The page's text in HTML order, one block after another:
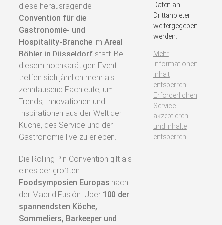
diese herausragende
Convention für die
Gastronomie‑ und
Hospitality‑Branche im Areal
Böhler in Düsseldorf statt. Bei
diesem hochkarätigen Event
treffen sich jährlich mehr als
zehntausend Fachleute, um
Trends, Innovationen und
Inspirationen aus der Welt der
Küche, des Service und der
Gastronomie live zu erleben.
Die Rolling Pin Convention gilt als
eines der größten
Foodsymposien Europas nach
der Madrid Fusión. Über 100 der
spannendsten Köche,
Sommeliers, Barkeeper und
Daten an
Drittanbieter
weitergegeben
werden.
Mehr
Informationen
Inhalt
entsperren
Erforderlichen
Service
akzeptieren
und Inhalte
entsperren